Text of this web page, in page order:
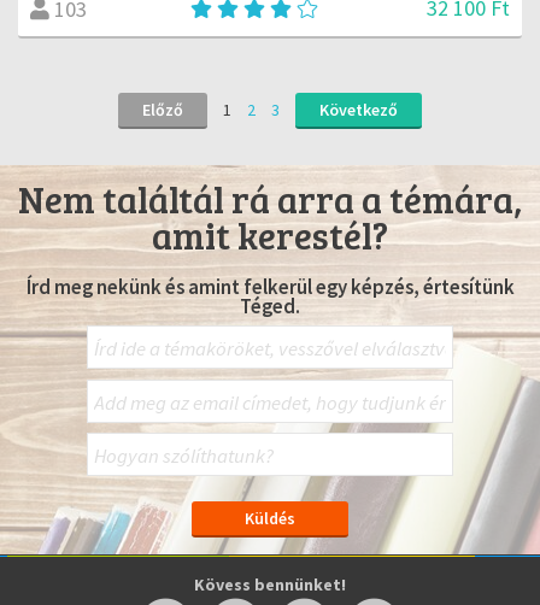
103 32 100 Ft
Előző 1 2 3 Következő
Nem találtál rá arra a témára,
amit kerestél?
Írd meg nekünk és amint felkerül egy képzés, értesítünk
Téged.
Kövess bennünket!